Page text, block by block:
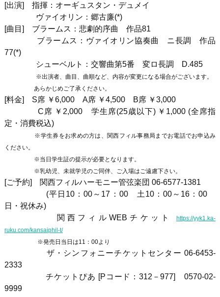
[出演]
指揮：オーギュスタン・デュメイ
ヴァイオリン：郷古廉(*)
[曲目 ] ブラームス：悲劇的序曲 作品81
ブラームス：ヴァイオリン協奏曲 ニ長調 作品
77(*)
シューベルト：交響曲第5番 変ロ長調 D.485
※出演者、曲目、曲順など、内容が変更になる場合がございます。
あらかじめご了承ください。
[料金] S席 ￥6,000 A席 ￥4,500 B席 ￥3,000
C席 ￥2,000 学生席(25歳以下) ￥1,000 (全席指
定・消費税込)
※学生券をお求めの方は、関西フィル事務局までお電話でお申込み
ください。
※当日学生証の提示が必要となります。
※乳幼児、未就学児のご同伴、ご入場はご遠慮下さい。
[ご予約] 関西フィルハーモニー管弦楽団 06-6577-1381
(平日10：00～17：00 土10：00～16：00
日・祝休み)
関西フィルWEBチケットhttps://yyk1.ka-
ruku.com/kansaiphil-t/
※発売日当日は11：00より
ザ・シンフォニーチケットセンター 06-6453-
2333
チケットぴあ [P コード：312 －977]
0570-02-
9999